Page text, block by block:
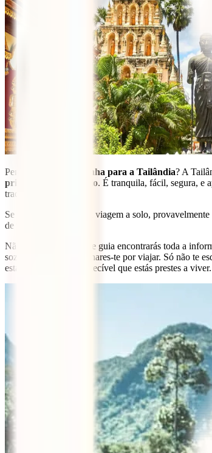
Pensas em viajar sozinha para a Tailândia? A
primeira viagem a solo. É tranquila, fácil, segura, e
tradições.
Se esta é a tua primeira viagem a solo,
de tomar?
Não te preocupes, neste guia encontrarás toda a
sozinha, te fará apaixonares-te por viajar. Só não te
esta experiência inesquecível que estás prestes a viver.